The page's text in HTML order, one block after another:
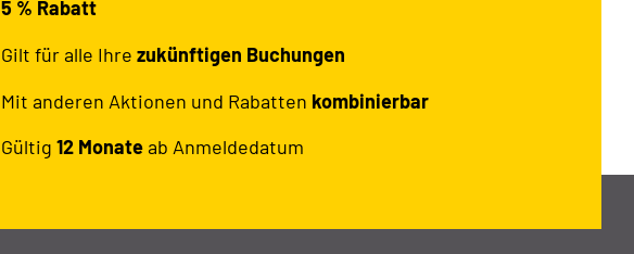
5 % Rabatt
Gilt für alle Ihre zukünftigen Buchungen
Mit anderen Aktionen und Rabatten kombinierbar
Gültig 12 Monateab Anmeldedatum